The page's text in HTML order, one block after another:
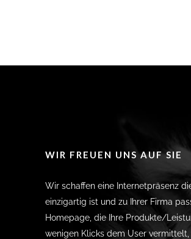
WIR FREUEN UNS AUF SIE
Wir schaffen eine Internetpräsenz
einzigartig ist und zu Ihrer Firma
Homepage, die Ihre Produkte/
wenigen Klicks dem User